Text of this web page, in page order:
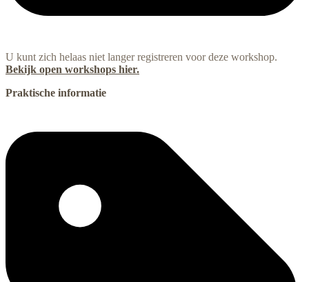
U kunt zich helaas niet langer registreren voor deze workshop.
Bekijk open workshops hier.
Praktische informatie